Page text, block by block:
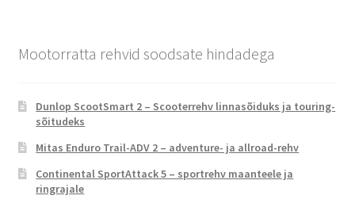
Mootorratta rehvid soodsate hindadega
Dunlop ScootSmart 2 – Scooterrehv linnasõiduks ja touring-
sõitudeks
Mitas Enduro Trail-ADV 2 – adventure- ja allroad-rehv
Continental SportAttack 5 – sportrehv maanteele ja
ringrajale